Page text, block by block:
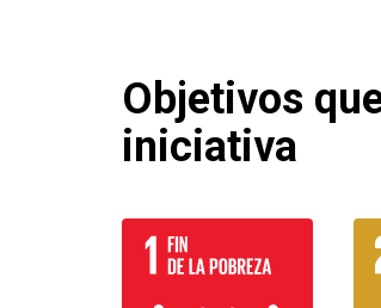
Objetivos
iniciativa